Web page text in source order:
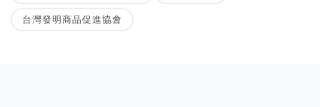
台灣發明商品促進協會